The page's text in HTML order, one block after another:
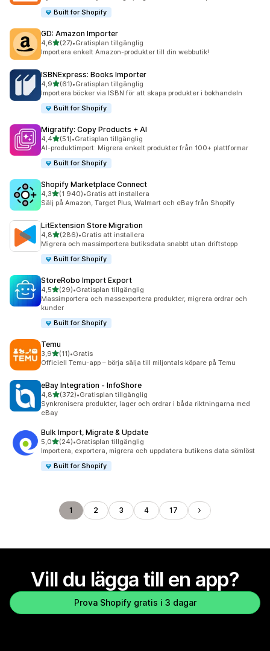
Built for Shopify
GD: Amazon Importer
4,6av 5 stjärnor
(27)
27 recensioner totalt
•Gratisplan tillgänglig
Importera enkelt Amazon-produkter till din webbutik!
ISBNExpress: Books Importer
4,9av 5 stjärnor
(61)
61 recensioner totalt
•Gratisplan tillgänglig
Importera böcker via ISBN för att skapa produkter i bokhandeln
Built for Shopify
Migratify: Copy Products + AI
4,4av 5 stjärnor
(51)
51 recensioner totalt
•Gratisplan tillgänglig
AI-produktimport: Migrera enkelt produkter från 100+ plattformar
Built for Shopify
Shopify Marketplace Connect
4,3av 5 stjärnor
(1 940)
1940 recensioner totalt
•Gratis att installera
Sälj på Amazon, Target Plus, Walmart och eBay från Shopify
LitExtension Store Migration
4,8av 5 stjärnor
(286)
286 recensioner totalt
•Gratis att installera
Migrera och massimportera butiksdata snabbt utan driftstopp
Built for Shopify
StoreRobo Import Export
4,5av 5 stjärnor
(29)
29 recensioner totalt
•Gratisplan tillgänglig
Massimportera och massexportera produkter, migrera ordrar och
kunder
Built for Shopify
Temu
3,9av 5 stjärnor
(11)
11 recensioner totalt
•Gratis
Officiell Temu-app – börja sälja till miljontals köpare på Temu
eBay Integration ‑ InfoShore
4,8av 5 stjärnor
(372)
372 recensioner totalt
•Gratisplan tillgänglig
Synkronisera produkter, lager och ordrar i båda riktningarna med
eBay
Bulk Import, Migrate & Update
5,0av 5 stjärnor
(24)
24 recensioner totalt
•Gratisplan tillgänglig
Importera, exportera, migrera och uppdatera butikens data sömlöst
Built for Shopify
1 2 3 4 17
Vill du lägga till en app?
Prova Shopify gratis i 3 dagar